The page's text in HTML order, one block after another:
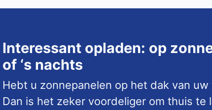
Interessant opladen: op
of ‘s nachts
Hebt u zonnepanelen op het dak van uw
Dan is het zeker voordeliger om thuis te